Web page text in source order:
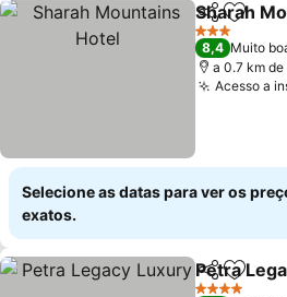
Partilhar
Sharah
3 Estrelas
8,4 Muito
a 0.7 km
Acesso a
Selecione as datas para ver os
exatos.
Partilhar
Petra